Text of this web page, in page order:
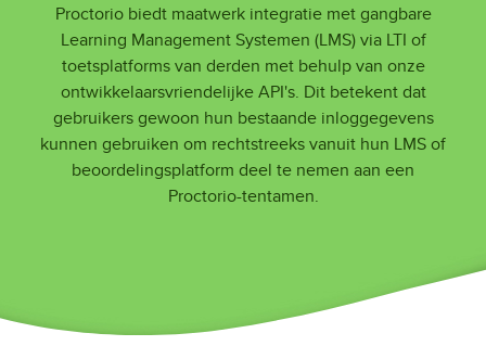
Proctorio biedt maatwerk integratie met gangbare
Learning Management Systemen (LMS) via LTI of
toetsplatforms van derden met behulp van onze
ontwikkelaarsvriendelijke API's. Dit betekent dat
gebruikers gewoon hun bestaande inloggegevens
kunnen gebruiken om rechtstreeks vanuit hun LMS of
beoordelingsplatform deel te nemen aan een
Proctorio-tentamen.